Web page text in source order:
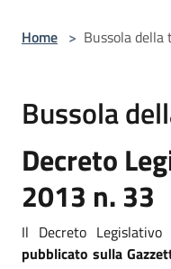
Home > Bussola della
Bussola
Decreto
2013 n. 33
Il Decreto
pubblicato sulla